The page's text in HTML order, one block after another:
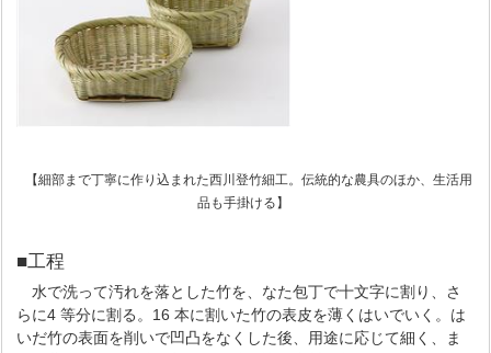
【細部まで丁寧に作り込まれた西川登竹細工。伝統的な農具のほか、生活用
品も手掛ける】
■工程
水で洗って汚れを落とした竹を、なた包丁で十文字に割り、さ
らに4 等分に割る。16 本に割いた竹の表皮を薄くはいでいく。は
いだ竹の表面を削いで凹凸をなくした後、用途に応じて細く、ま